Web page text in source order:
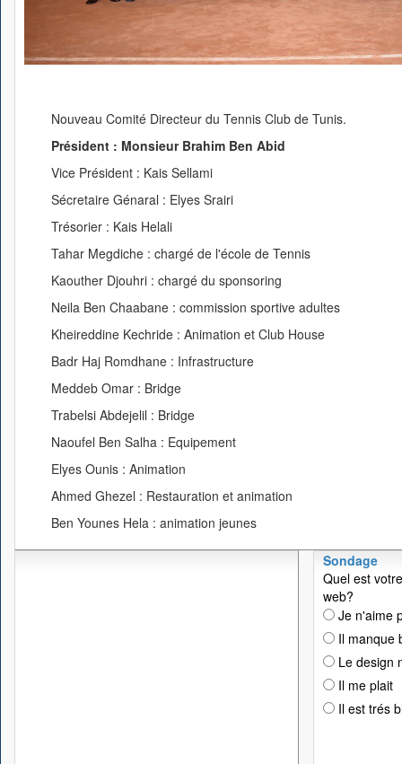
Nouveau Comité Directeur du Tennis Club de Tunis.
Président : Monsieur Brahim Ben Abid
Vice Président : Kais Sellami
Sécretaire Génaral : Elyes Srairi
Trésorier : Kais Helali
Tahar Megdiche : chargé de l'école de Tennis
Kaouther Djouhri : chargé du sponsoring
Neila Ben Chaabane : commission sportive adultes
Kheireddine Kechride : Animation et Club House
Badr Haj Romdhane : Infrastructure
Meddeb Omar : Bridge
Trabelsi Abdejelil : Bridge
Naoufel Ben Salha : Equipement
Elyes Ounis : Animation
Ahmed Ghezel : Restauration et animation
Ben Younes Hela : animation jeunes
Sondage
Quel est
web?
Je n'aime
Il manque
Le design
Il me plait
Il est trés